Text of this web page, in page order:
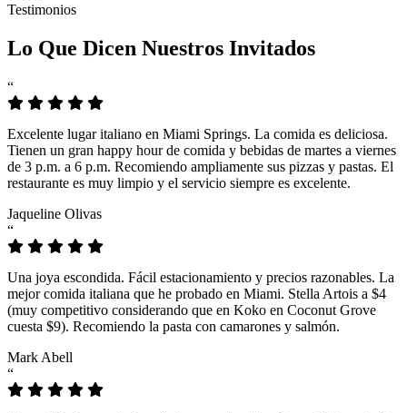
Testimonios
Lo Que Dicen Nuestros Invitados
“
Excelente lugar italiano en Miami Springs. La comida es deliciosa.
Tienen un gran happy hour de comida y bebidas de martes a viernes
de 3 p.m. a 6 p.m. Recomiendo ampliamente sus pizzas y pastas. El
restaurante es muy limpio y el servicio siempre es excelente.
Jaqueline Olivas
“
Una joya escondida. Fácil estacionamiento y precios razonables. La
mejor comida italiana que he probado en Miami. Stella Artois a $4
(muy competitivo considerando que en Koko en Coconut Grove
cuesta $9). Recomiendo la pasta con camarones y salmón.
Mark Abell
“